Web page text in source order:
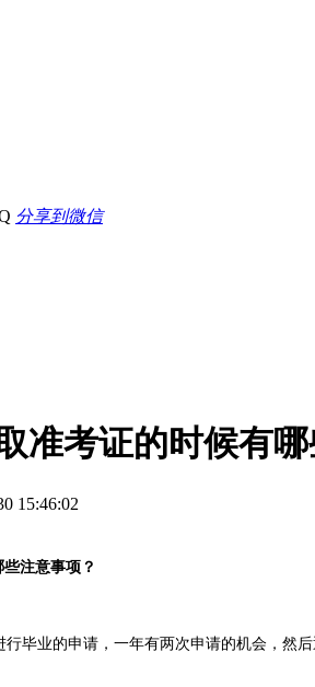
分享到微信
准考证的时候有
15:46:02
注意事项？
毕业的申请，一年有两次申请的机会，然